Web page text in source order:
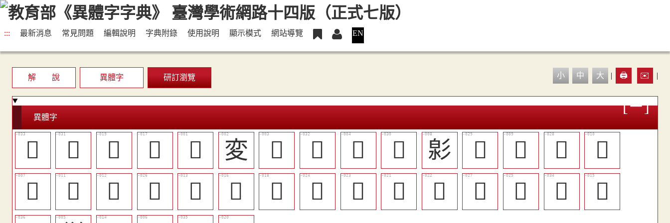
::: 最新消息 常見問題 編輯說明 字典附錄 使用說明 顯示模式 網站導覽 EN
解 說 異體字 研訂瀏覽 小 中 大 | 🖨️ ✉️ |
異體字
󵧰 󵧮 󵧣 󵧡 𠮓 変 𢒛 󵧯 𢒟 󵧭 㣐 󵧬 𢒦 󵧫
𢒪
󵧟
𢒭 𢻝 󵧩 𣀵 󵧠 󵧢 󵧧 󵧦 󵧥 󳟧 󵧪 󵧨 󵧱
󳟪